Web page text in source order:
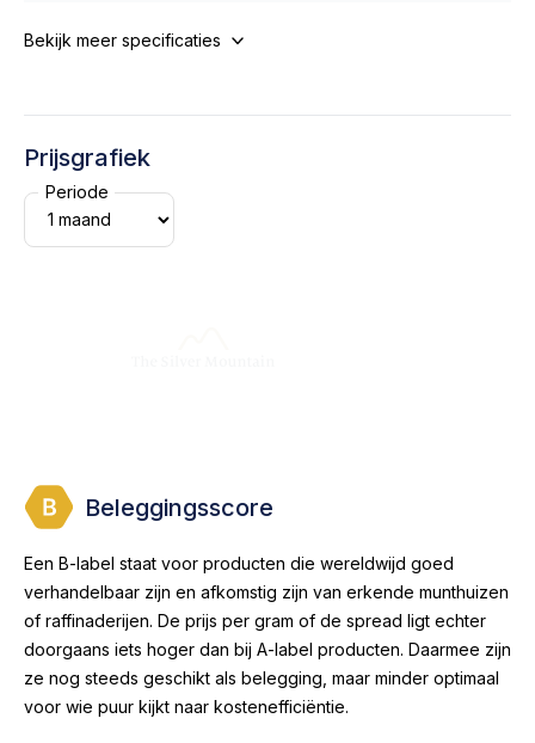
Bekijk meer specificaties
Prijsgrafiek
Periode
Beleggingsscore
Een B-label staat voor producten die wereldwijd goed
verhandelbaar zijn en afkomstig zijn van erkende munthuizen
of raffinaderijen. De prijs per gram of de spread ligt echter
doorgaans iets hoger dan bij A-label producten. Daarmee zijn
ze nog steeds geschikt als belegging, maar minder optimaal
voor wie puur kijkt naar kostenefficiëntie.